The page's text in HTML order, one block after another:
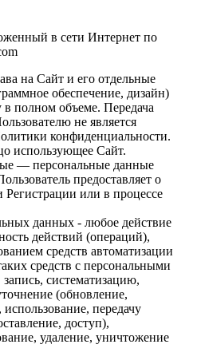
в сети Интернет по
на Сайт и его отдельные
обеспечение, дизайн)
полном объеме. Передача
не является
конфиденциальности.
использующее Сайт.
— персональные данные
предоставляет о
Регистрации или в процессе
данных - любое действие
действий(операций),
средств автоматизации
средств с персональными
систематизацию,
(обновление,
передачу
доступ),
удаление,уничтожение